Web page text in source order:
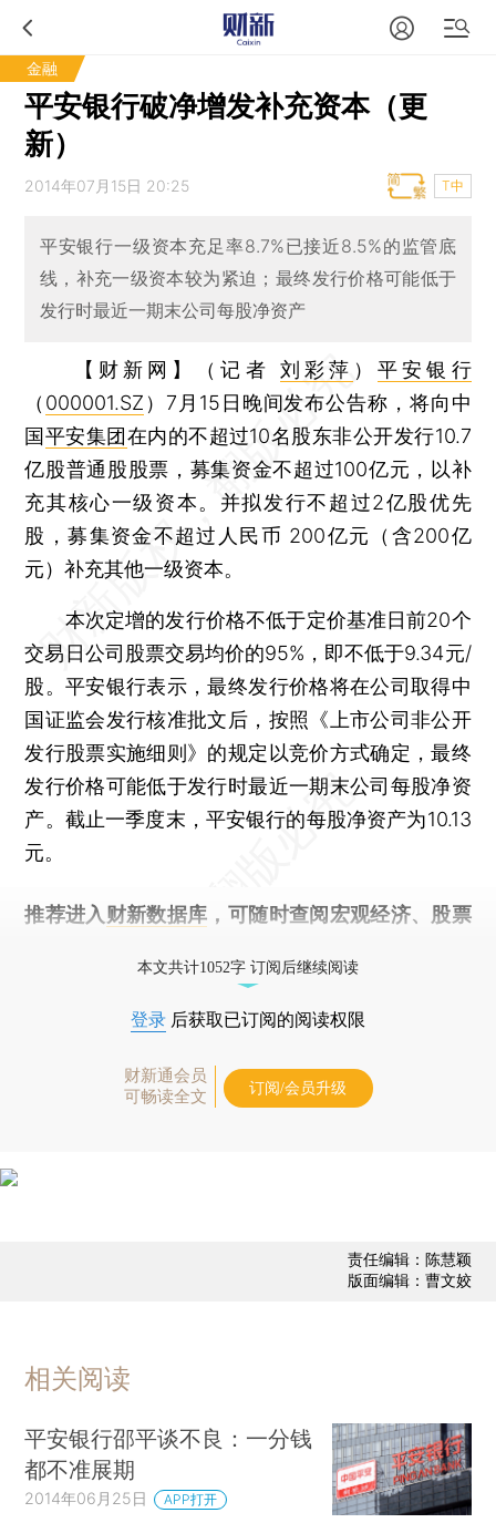
金融
平安银行破净增发补充资本（更
新）
2014年07月15日 20:25 T中
平安银行一级资本充足率8.7%已接近8.5%的监管底
线，补充一级资本较为紧迫；最终发行价格可能低于
发行时最近一期末公司每股净资产
【财新网】（记者 刘彩萍 ）平安银行
（ 000001.SZ ）7月15日晚间发布公告称，将向中
国平安集团在内的不超过10名股东非公开发行10.7
亿股普通股股票，募集资金不超过100亿元，以补
充其核心一级资本。并拟发行不超过2亿股优先
股，募集资金不超过人民币 200亿元（含200亿
元）补充其他一级资本。
本次定增的发行价格不低于定价基准日前20个
交易日公司股票交易均价的95%，即不低于9.34元/
股。平安银行表示，最终发行价格将在公司取得中
国证监会发行核准批文后，按照《上市公司非公开
发行股票实施细则》的规定以竞价方式确定，最终
发行价格可能低于发行时最近一期末公司每股净资
产。截止一季度末，平安银行的每股净资产为10.13
元。
推荐进入 财新数据库 ，可随时查阅宏观经济、股票
本文共计1052字 订阅后继续阅读
登录 后获取已订阅的阅读权限
财新通会员
可畅读全文
订阅/会员升级
责任编辑：陈慧颖
版面编辑：曹文姣
相关阅读
平安银行邵平谈不良：一分钱
都不准展期
2014年06月25日 APP打开